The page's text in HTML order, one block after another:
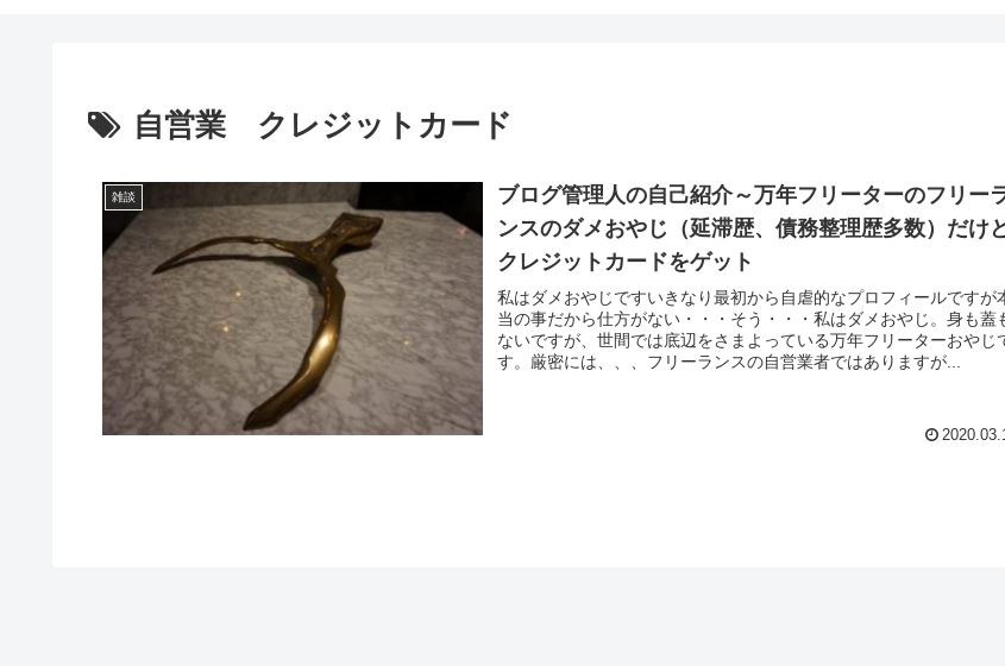
自営業 クレジットカード
雑談
ブログ管理人の自己紹介～万年フリーターのフリー
ンスのダメおやじ（延滞歴、債務整理歴多数）だけ
クレジットカードをゲット
私はダメおやじですいきなり最初から自虐的なプロフィールですが
当の事だから仕方がない・・・そう・・・私はダメおやじ。身も蓋
ないですが、世間では底辺をさまよっている万年フリーターおやじ
す。厳密には、、、フリーランスの自営業者ではありますが...